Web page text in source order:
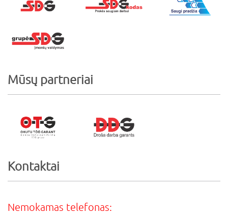
Mūsų partneriai
Kontaktai
Nemokamas telefonas: